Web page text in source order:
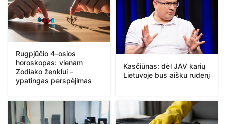
Rugpjūčio 4-osios
horoskopas: vienam
Zodiako ženklui –
ypatingas perspėjimas
Kasčiūnas: dėl JAV karių
Lietuvoje bus aišku rudenį